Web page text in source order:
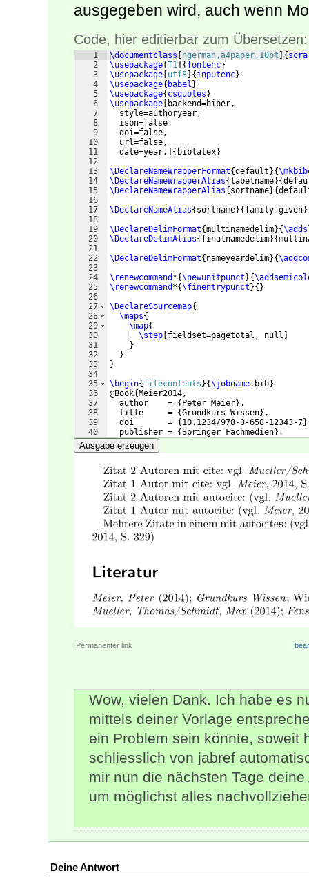
ausgegeben wird, auch wenn
Code, hier editierbar zum Übersetzen:
1
2
3
4
5
6
7
8
9
10
11
12
13
14
15
16
17
18
19
20
21
22
23
24
25
26
27
28
29
30
31
32
33
34
35
36
37
38
39
40
41
\documentclass ngerman,a4paper,10pt {
\usepackage T1 { fontenc}
\usepackage utf8 { inputenc}
\usepackage{ babel }
\usepackage{ csquotes }
\usepackage
backend=biber,
  style=authoryear,
  isbn=false,
  doi=false,
  url=false,
  date=year,
{ biblatex}
\DeclareNameWrapperFormat{default }{
\DeclareNameWrapperAlias{ labelname}{
\DeclareNameWrapperAlias{ sortname}{
\DeclareNameAlias{ sortname}{ family-given}
\DeclareDelimFormat{multinamedelim}{
\DeclareDelimAlias{ finalnamedelim}{
\DeclareDelimFormat{ nameyeardelim}{
\renewcommand *{\newunitpunct }{
\renewcommand *{\finentrypunct }{ }
\DeclareSourcemap{
\maps{
\map{
\step fieldset=pagetotal, null
}
}
}
\begin{ filecontents }{\jobname.bib}
@Book{ Meier2014,
  author    =
{ Peter Meier} ,
  title     =
{Grundkurs Wissen} ,
  doi       =
{ 10.1234/978-3-658-12343-7}
  publisher =
{Springer Fachmedien} ,
  location  =
Ausgabe erzeugen
Permanenter link
Wow, vielen Dank. Ich habe es
mittels deiner Vorlage
ein Problem sein könnte, soweit
schliesslich von jabref
mir nun die nächsten Tage
um möglichst alles
Deine Antwort